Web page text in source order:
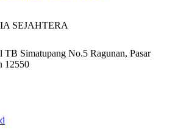
SEJAHTERA
Simatupang No.5 Ragunan, Pasar
12550